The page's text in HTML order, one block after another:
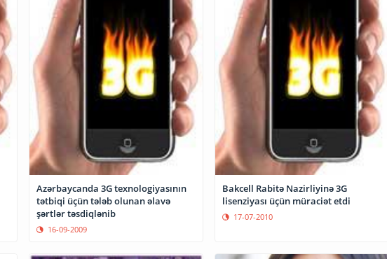
Azərbaycanda 3G texnologiyasının
tətbiqi üçün tələb olunan əlavə
şərtlər təsdiqlənib
16-09-2009
Bakcell Rabitə Nazirliyinə 3G
lisenziyası üçün müraciət etdi
17-07-2010